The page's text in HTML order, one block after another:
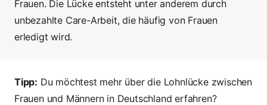
Frauen. Die Lücke entsteht unter anderem durch
unbezahlte Care-Arbeit, die häufig von Frauen
erledigt wird.
Tipp: Du möchtest mehr über die Lohnlücke zwischen
Frauen und Männern in Deutschland erfahren?